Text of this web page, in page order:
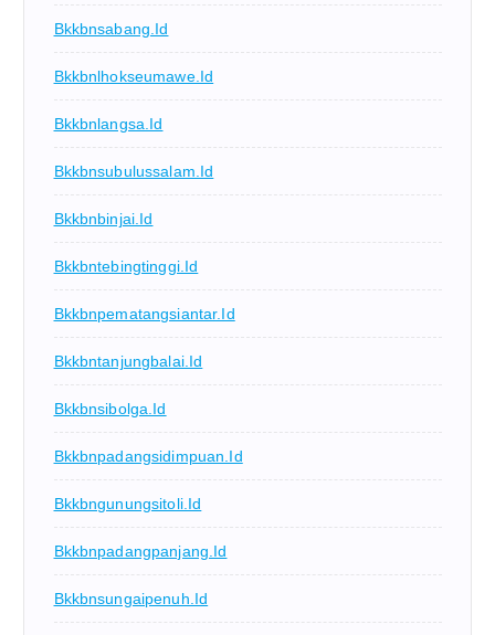
Bkkbnsabang.id
Bkkbnlhokseumawe.id
Bkkbnlangsa.id
Bkkbnsubulussalam.id
Bkkbnbinjai.id
Bkkbntebingtinggi.id
Bkkbnpematangsiantar.id
Bkkbntanjungbalai.id
Bkkbnsibolga.id
Bkkbnpadangsidimpuan.id
Bkkbngunungsitoli.id
Bkkbnpadangpanjang.id
Bkkbnsungaipenuh.id